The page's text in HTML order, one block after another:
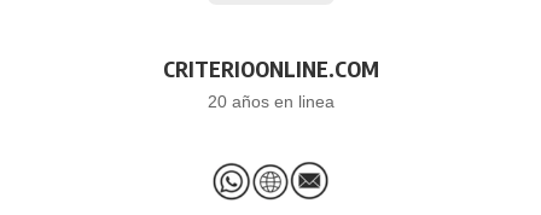
CRITERIOONLINE.COM
20 años en linea